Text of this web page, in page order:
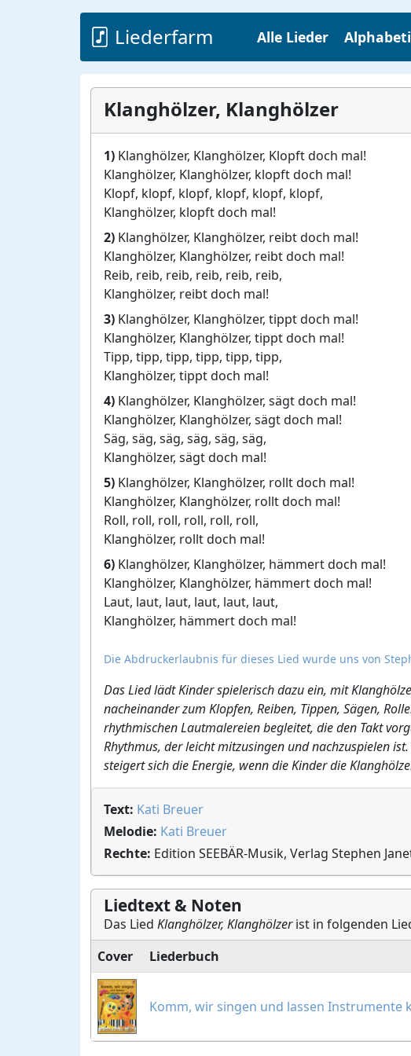
Liederfarm Alle Lieder
Klanghölzer, Klanghölzer
1) Klanghölzer, Klanghölzer, Klopft doch mal!
Klanghölzer, Klanghölzer, klopft doch mal!
Klopf, klopf, klopf, klopf, klopf, klopf,
Klanghölzer, klopft doch mal!
2) Klanghölzer, Klanghölzer, reibt doch mal!
Klanghölzer, Klanghölzer, reibt doch mal!
Reib, reib, reib, reib, reib, reib,
Klanghölzer, reibt doch mal!
3) Klanghölzer, Klanghölzer, tippt doch mal!
Klanghölzer, Klanghölzer, tippt doch mal!
Tipp, tipp, tipp, tipp, tipp, tipp,
Klanghölzer, tippt doch mal!
4) Klanghölzer, Klanghölzer, sägt doch mal!
Klanghölzer, Klanghölzer, sägt doch mal!
Säg, säg, säg, säg, säg, säg,
Klanghölzer, sägt doch mal!
5) Klanghölzer, Klanghölzer, rollt doch mal!
Klanghölzer, Klanghölzer, rollt doch mal!
Roll, roll, roll, roll, roll, roll,
Klanghölzer, rollt doch mal!
6) Klanghölzer, Klanghölzer, hämmert doch mal!
Klanghölzer, Klanghölzer, hämmert doch mal!
Laut, laut, laut, laut, laut, laut,
Klanghölzer, hämmert doch mal!
Die Abdruckerlaubnis für dieses Lied wurde uns von
Das Lied lädt Kinder spielerisch dazu ein, mit
nacheinander zum Klopfen, Reiben, Tippen, Sägen,
rhythmischen Lautmalereien begleitet, die den Takt
Rhythmus, der leicht mitzusingen und nachzuspielen
steigert sich die Energie, wenn die Kinder die
Text: Kati Breuer
Melodie: Kati Breuer
Rechte: Edition SEEBÄR-Musik, Verlag Stephen
Liedtext & Noten
Das Lied Klanghölzer, Klanghölzerist in folgenden
Cover
Liederbuch
Komm, wir singen und lassen Instrumente